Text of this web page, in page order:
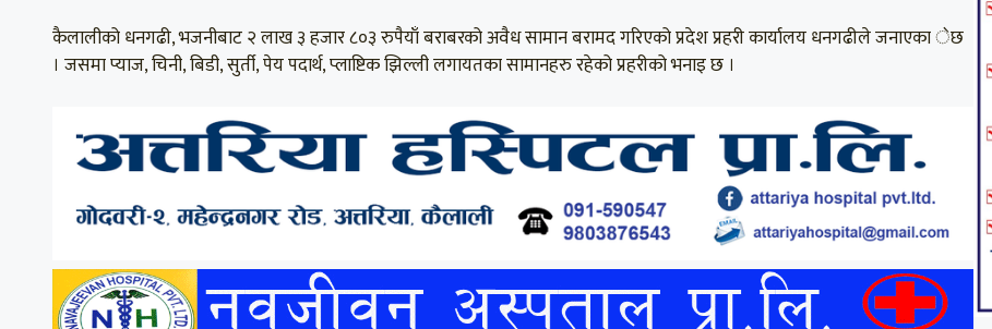
कैलालीको धनगढी, भजनीबाट २ लाख ३ हजार ८०३ रुपैयाँ बराबरको अवैध सामान बरामद गरिएको प्रदेश प्रहरी कार्यालय धनगढीले जनाएका ेछ
। जसमा प्याज, चिनी, बिडी, सुर्ती, पेय पदार्थ, प्लाष्टिक झिल्ली लगायतका सामानहरु रहेको प्रहरीको भनाइ छ ।